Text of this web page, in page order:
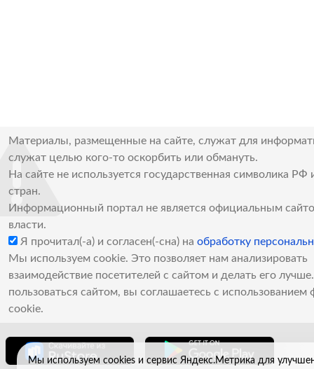
Материалы, размещенные на сайте, служат для
служат целью кого-то оскорбить или обмануть.
На сайте не используется государственная символика РФ
стран.
Информационный портал не является официальным
власти.
Я прочитал(-а) и согласен(-сна) на обработку
Мы используем cookie. Это позволяет нам анализировать
взаимодействие посетителей с сайтом и делать его
пользоваться сайтом, вы соглашаетесь с использованием
cookie.
Мы используем cookies и сервис Яндекс.Метрика для